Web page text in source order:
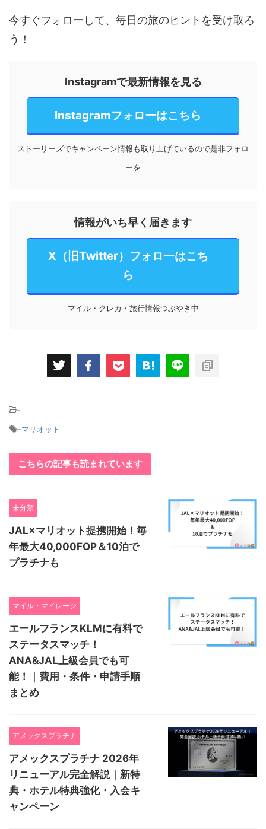
今すぐフォローして、毎日の旅のヒントを受け取ろ
う！
Instagramで最新情報を見る
Instagramフォローはこちら
ストーリーズでキャンペーン情報も取り上げているので是非フォロ
ーを
情報がいち早く届きます
X（旧Twitter）フォローはこち
ら
マイル・クレカ・旅行情報つぶやき中
-
-マリオット
こちらの記事も読まれています
未分類
JAL×マリオット提携開始！毎
年最大40,000FOP＆10泊で
プラチナも
マイル・マイレージ
エールフランスKLMに有料で
ステータスマッチ！
ANA&JAL上級会員でも可
能！｜費用・条件・申請手順
まとめ
アメックスプラチナ
アメックスプラチナ 2026年
リニューアル完全解説｜新特
典・ホテル特典強化・入会キ
ャンペーン